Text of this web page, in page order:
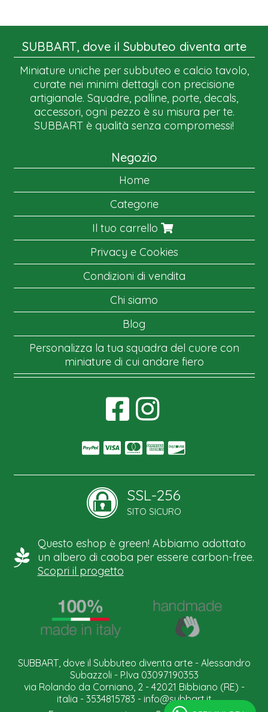
SUBBART, dove il Subbuteo diventa arte
Miniature uniche per subbuteo e calcio tavolo,
curate nei minimi dettagli con precisione
artigianale. Squadre, palline, porte, decals,
accessori, ogni pezzo è su misura per te.
SUBBART è qualità senza compromessi!
Negozio
Home
Categorie
Il tuo carrello
Privacy e Cookies
Condizioni di vendita
Chi siamo
Blog
Personalizza la tua squadra del cuore con
miniature di cui andare fiero
SSL-256
SITO SICURO
Questo eshop è green! Abbiamo adottato
un albero di caoba per essere carbon-free.
Scopri il progetto
SUBBART, dove il Subbuteo diventa arte - Alessandro
Subazzoli - P.Iva 03097190353
via Rolando da Corniano, 2 - 42021 Bibbiano (RE) -
italia - 3534815783 - info@subbart.it